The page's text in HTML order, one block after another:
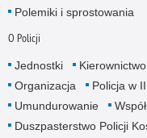
Polemiki i sprostowania
O Policji
Jednostki Kierownictwo
Organizacja
Policja w
Umundurowanie
Duszpasterstwo Policji